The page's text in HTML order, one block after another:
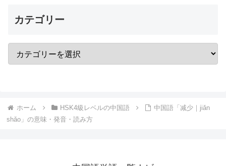
カテゴリー
ホーム HSK4級レベルの中国語
中国語「减少｜jiǎn
shǎo」の意味・発音・読み方